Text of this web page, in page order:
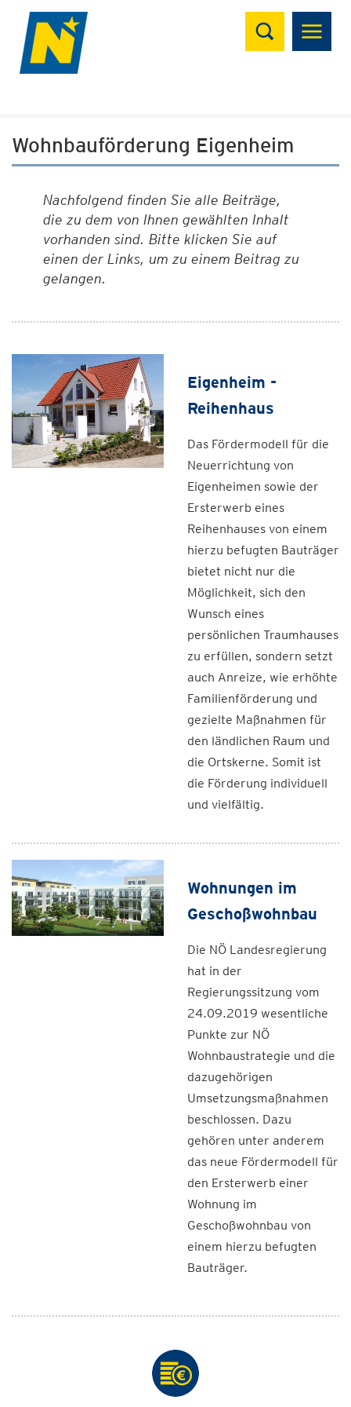
Suchen
Wohnbauförderung Eigenheim
Nachfolgend finden Sie alle Beiträge,
die zu dem von Ihnen gewählten Inhalt
vorhanden sind. Bitte klicken Sie auf
einen der Links, um zu einem Beitrag zu
gelangen.
Eigenheim -
Reihenhaus
Das Fördermodell für die
Neuerrichtung von
Eigenheimen sowie der
Ersterwerb eines
Reihenhauses von einem
hierzu befugten Bauträger
bietet nicht nur die
Möglichkeit, sich den
Wunsch eines
persönlichen Traumhauses
zu erfüllen, sondern setzt
auch Anreize, wie erhöhte
Familienförderung und
gezielte Maßnahmen für
den ländlichen Raum und
die Ortskerne. Somit ist
die Förderung individuell
und vielfältig.
Wohnungen im
Geschoßwohnbau
Die NÖ Landesregierung
hat in der
Regierungssitzung vom
24.09.2019 wesentliche
Punkte zur NÖ
Wohnbaustrategie und die
dazugehörigen
Umsetzungsmaßnahmen
beschlossen. Dazu
gehören unter anderem
das neue Fördermodell für
den Ersterwerb einer
Wohnung im
Geschoßwohnbau von
einem hierzu befugten
Bauträger.